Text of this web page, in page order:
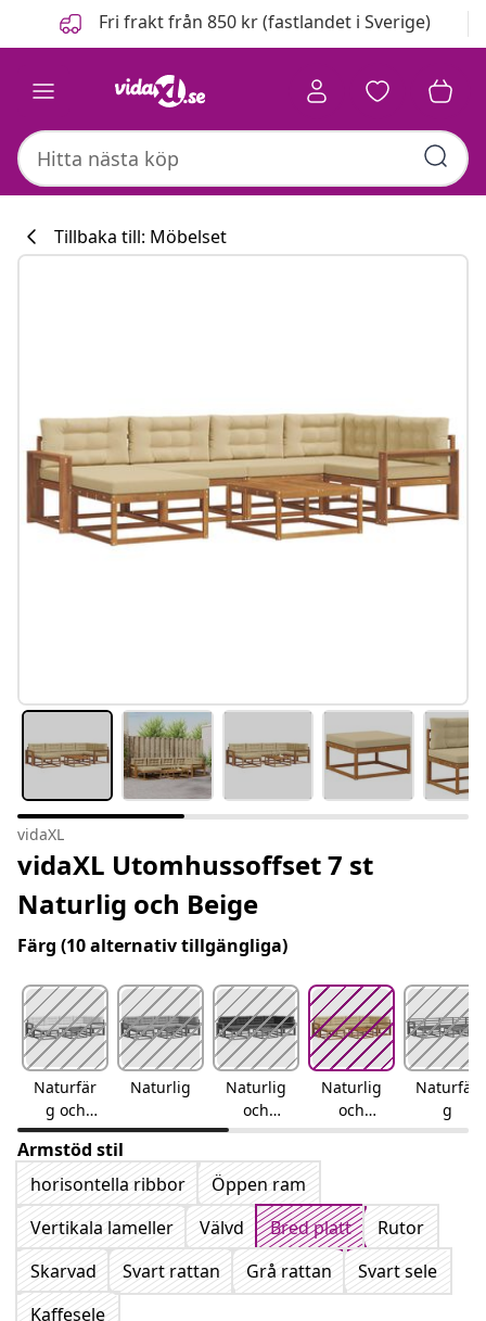
FöregåendeFri frakt från 850 kr (fastlandet i Sverige)
Tillbaka till: Möbelset
vidaXL
vidaXL Utomhussoffset 7 st
Naturlig och Beige
Färg (10 alternativ tillgängliga)
Naturfär
g och
gräddvit
Naturlig
Naturlig
och
antracit
Naturlig
och
beige
Naturfär
g
Armstöd stil
horisontella ribbor
Öppen ram
Vertikala lameller
Välvd Bred platt
Rutor
Skarvad
Svart rattan Grå rattan
Svart sele
Kaffesele